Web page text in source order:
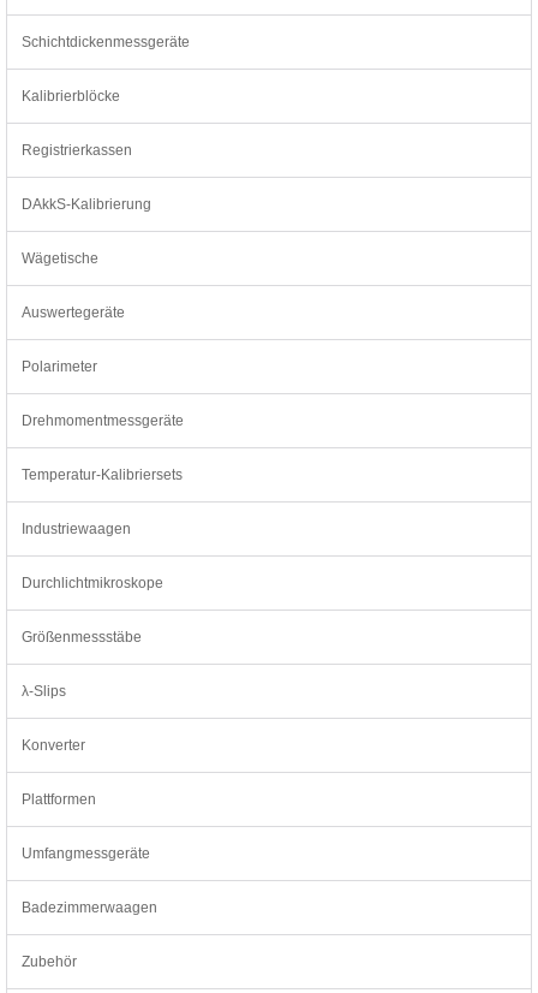
Schichtdickenmessgeräte
Kalibrierblöcke
Registrierkassen
DAkkS-Kalibrierung
Wägetische
Auswertegeräte
Polarimeter
Drehmomentmessgeräte
Temperatur-Kalibriersets
Industriewaagen
Durchlichtmikroskope
Größenmessstäbe
λ-Slips
Konverter
Plattformen
Umfangmessgeräte
Badezimmerwaagen
Zubehör